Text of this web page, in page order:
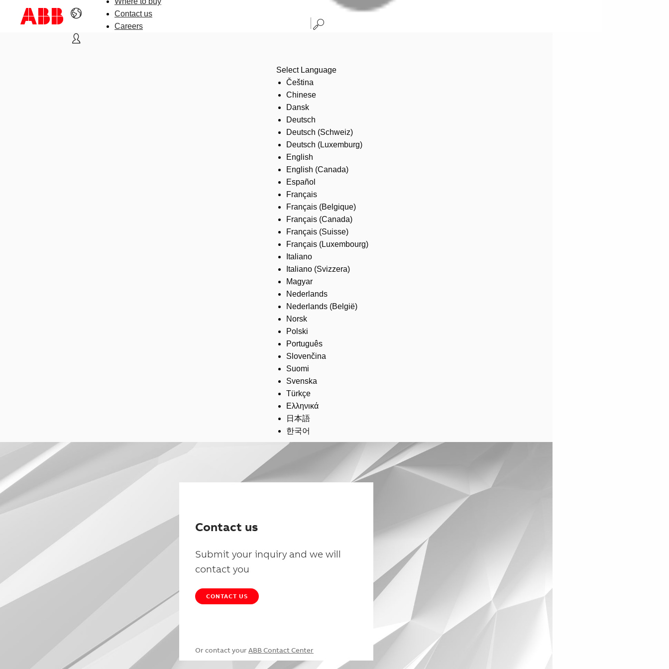
Contact us
Careers
Select Language
Čeština
Chinese
Dansk
Deutsch
Deutsch (Schweiz)
Deutsch (Luxemburg)
English
English (Canada)
Español
Français
Français (Belgique)
Français (Canada)
Français (Suisse)
Français (Luxembourg)
Italiano
Italiano (Svizzera)
Magyar
Nederlands
Nederlands (België)
Norsk
Polski
Português
Slovenčina
Suomi
Svenska
Türkçe
Ελληνικά
日本語
한국어
Contact us
Submit your inquiry and we will
contact you
CONTACT US
Or contact your ABB Contact Center